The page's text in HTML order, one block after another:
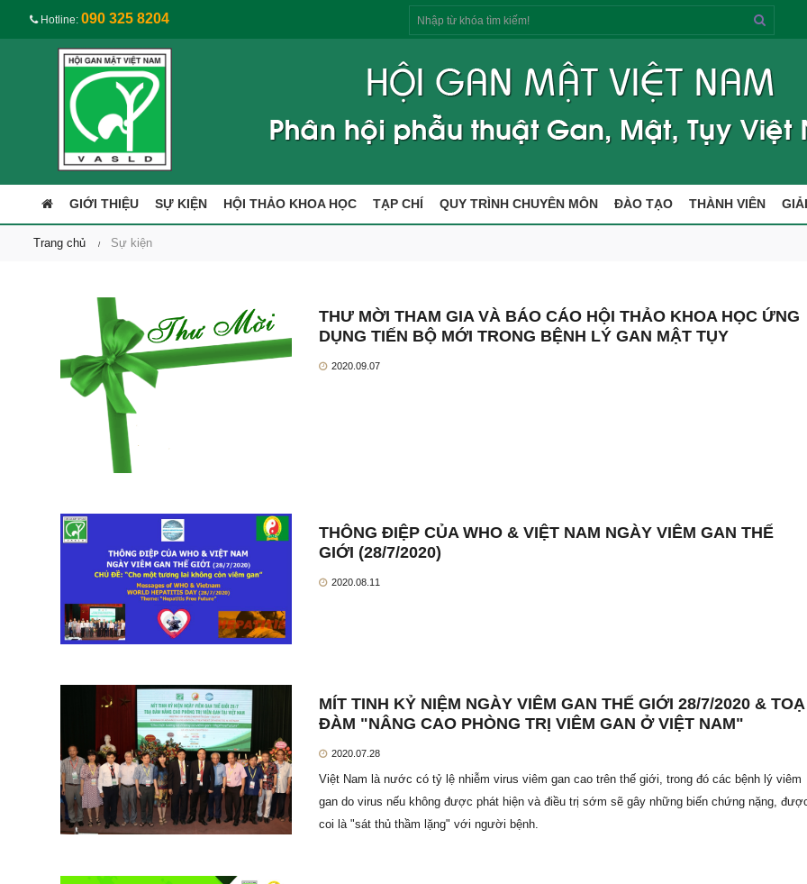
Hotline: 090 325 8204
Tìm
kiếm
GIỚI THIỆU SỰ KIỆN HỘI THẢO KHOA HỌC TẠP CHÍ QUY TRÌNH CHUYÊN MÔN ĐÀO TẠO THÀNH VIÊN
Trang chủ Sự kiện
THƯ MỜI THAM GIA VÀ BÁO CÁO HỘI THẢO KHOA HỌC ỨNG
DỤNG TIẾN BỘ MỚI TRONG BỆNH LÝ GAN MẬT TỤY
2020.09.07
THÔNG ĐIỆP CỦA WHO & VIỆT NAM NGÀY VIÊM GAN THẾ
GIỚI (28/7/2020)
2020.08.11
MÍT TINH KỶ NIỆM NGÀY VIÊM GAN THẾ GIỚI 28/7/2020 & TOẠ
ĐÀM "NÂNG CAO PHÒNG TRỊ VIÊM GAN Ở VIỆT NAM"
2020.07.28
Việt Nam là nước có tỷ lệ nhiễm virus viêm gan cao trên thế giới, trong đó các bệnh lý viêm
gan do virus nếu không được phát hiện và điều trị sớm sẽ gây những biến chứng nặng,
coi là "sát thủ thầm lặng" với người bệnh.